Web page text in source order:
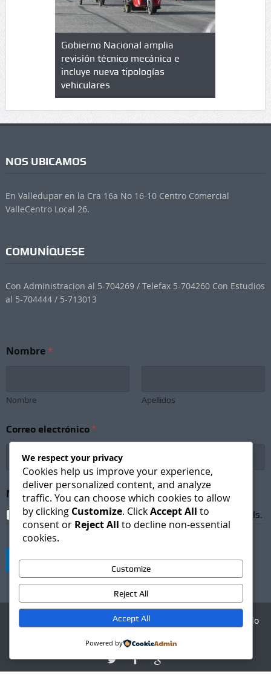
de
en
Gobierno Nacional amplia
revisión técnico mecánica e
incluye nueva tipologías
vehiculares
Qué es
NOS UBICAMOS
En Valledupar en la Cra 16a No 16-10 Centro Comercial
ValleCentro Local 26.
COMUNÍQUESE
Con Administracion al 5-704269 / Telefax 5-704260 Con Estudios
al 5-704444 / 5-713013
u
r
t
S
b
r
p
o
Nombre*
Nombre Apellidos
Correo electrónico *
Newsletter Subscription*
I agree to receive newsletters and promotional emails.
Suscribirse
Agencia Digital - Desarrollo
We respect your privacy
Cookies help us improve your experience,
deliver personalized content, and analyze
traffic. You can choose which cookies to allow
by clicking Customize. ClickAccept All to
consent or Reject All to decline non-essential
cookies.
Customize
Reject All
Accept All
Powered by